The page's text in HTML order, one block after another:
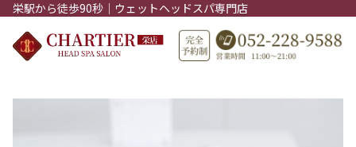
栄駅から徒歩90秒｜ウェットヘッドスパ専門店